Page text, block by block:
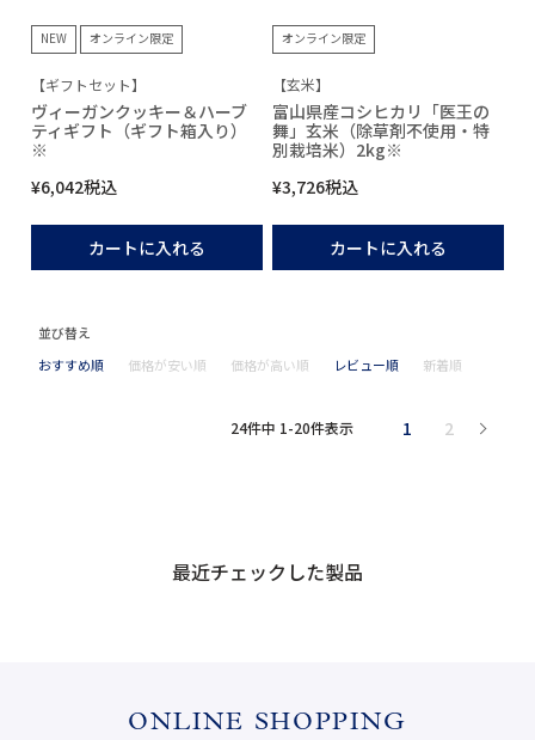
NEW オンライン限定
【ギフトセット】
ヴィーガンクッキー＆ハーブ
ティギフト（ギフト箱入り）
※
¥6,042税込
カートに入れる
オンライン限定
【玄米】
富山県産コシヒカリ「医王の
舞」玄米（除草剤不使用・特
別栽培米）2kg※
¥3,726税込
カートに入れる
並び替え
おすすめ順
価格が安い順 価格が高い順 レビュー順 新着順
24件中 1-20件表示 1 2
最近チェックした製品
ONLINE SHOPPING